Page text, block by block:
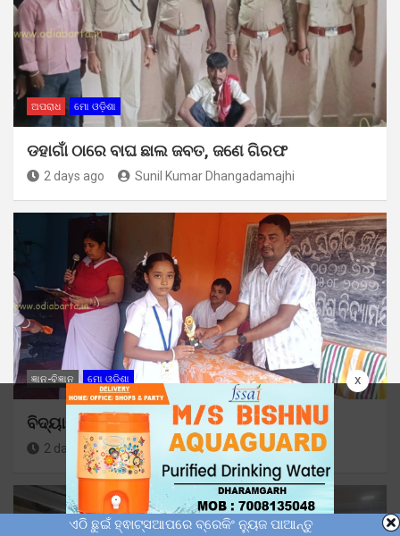
x
ଅପରାଧ ମୋ ଓଡ଼ିଶା
ଡହାଗାଁ ଠାରେ ବାଘ ଛାଲ ଜବତ, ଜଣେ ଗିରଫ
2 days ago Sunil Kumar Dhangadamajhi
ଜ୍ଞାନ-ବିଜ୍ଞାନ ମୋ ଓଡ଼ିଶା
ବିଦ୍ୟାଳୟରସ୍ତରୀୟ ଜ୍ଞାନ ବିଜ୍ଞାନ ମେଳା
2 days ago Sunil Kumar Dhangadamajhi
ଏଠି ଛୁଇଁ ହ୍ଵାଟ୍ସଆପରେ ବ୍ରେକିଂ ନ୍ୟୁଜ ପାଆନ୍ତୁ